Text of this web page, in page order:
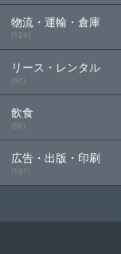
物流・運輸・倉庫
(124)
リース・レンタル
(30)
飲食
(56)
広告・出版・印刷
(101)